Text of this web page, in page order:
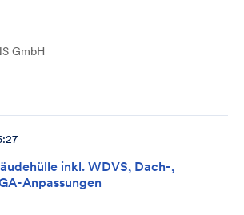
GmbH
inkl. WDVS, Dach-,
Anpassungen